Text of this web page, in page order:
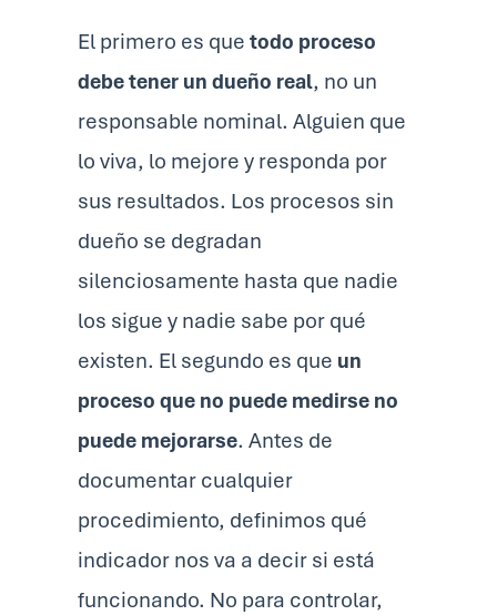
El primero es que todo proceso
debe tener un dueño real, no un
responsable nominal. Alguien que
lo viva, lo mejore y responda por
sus resultados. Los procesos sin
dueño se degradan
silenciosamente hasta que nadie
los sigue y nadie sabe por qué
existen. El segundo es que un
proceso que no puede medirse no
puede mejorarse. Antes de
documentar cualquier
procedimiento, definimos qué
indicador nos va a decir si está
funcionando. No para controlar,